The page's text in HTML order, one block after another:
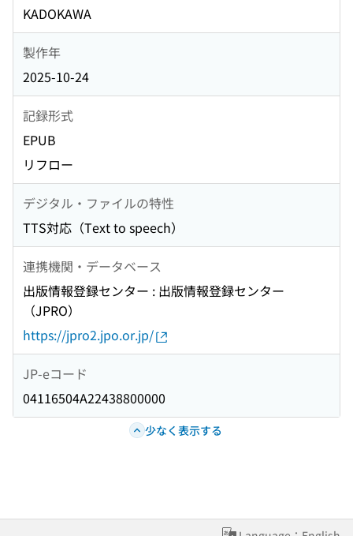
KADOKAWA
製作年
2025-10-24
記録形式
EPUB
リフロー
デジタル・ファイルの特性
TTS対応（Text to speech）
連携機関・データベース
出版情報登録センター : 出版情報登録センター
（JPRO）
https://jpro2.jpo.or.jp/
JP-eコード
04116504A22438800000
少なく表示する